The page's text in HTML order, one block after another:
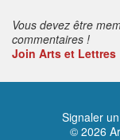
Vous devez être
commentaires !
Join Arts et Lettres
Signaler
© 2026